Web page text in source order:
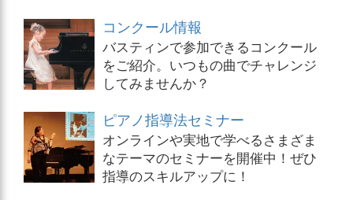
コンクール情報
バスティンで参加できるコンクール
をご紹介。いつもの曲でチャレンジ
してみませんか？
ピアノ指導法セミナー
オンラインや実地で学べるさまざま
なテーマのセミナーを開催中！ぜひ
指導のスキルアップに！